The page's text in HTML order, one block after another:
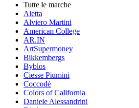
Tutte le marche
Aletta
Alviero Martini
American College
AR.IN
ArtSupermoney
Bikkembergs
Byblos
Ciesse Piumini
Coccodè
Colors of California
Daniele Alessandrini